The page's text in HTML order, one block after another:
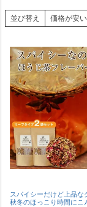
並び替え 価格が安
スパイシーだけど上品な
秋冬のほっこり時間にこ